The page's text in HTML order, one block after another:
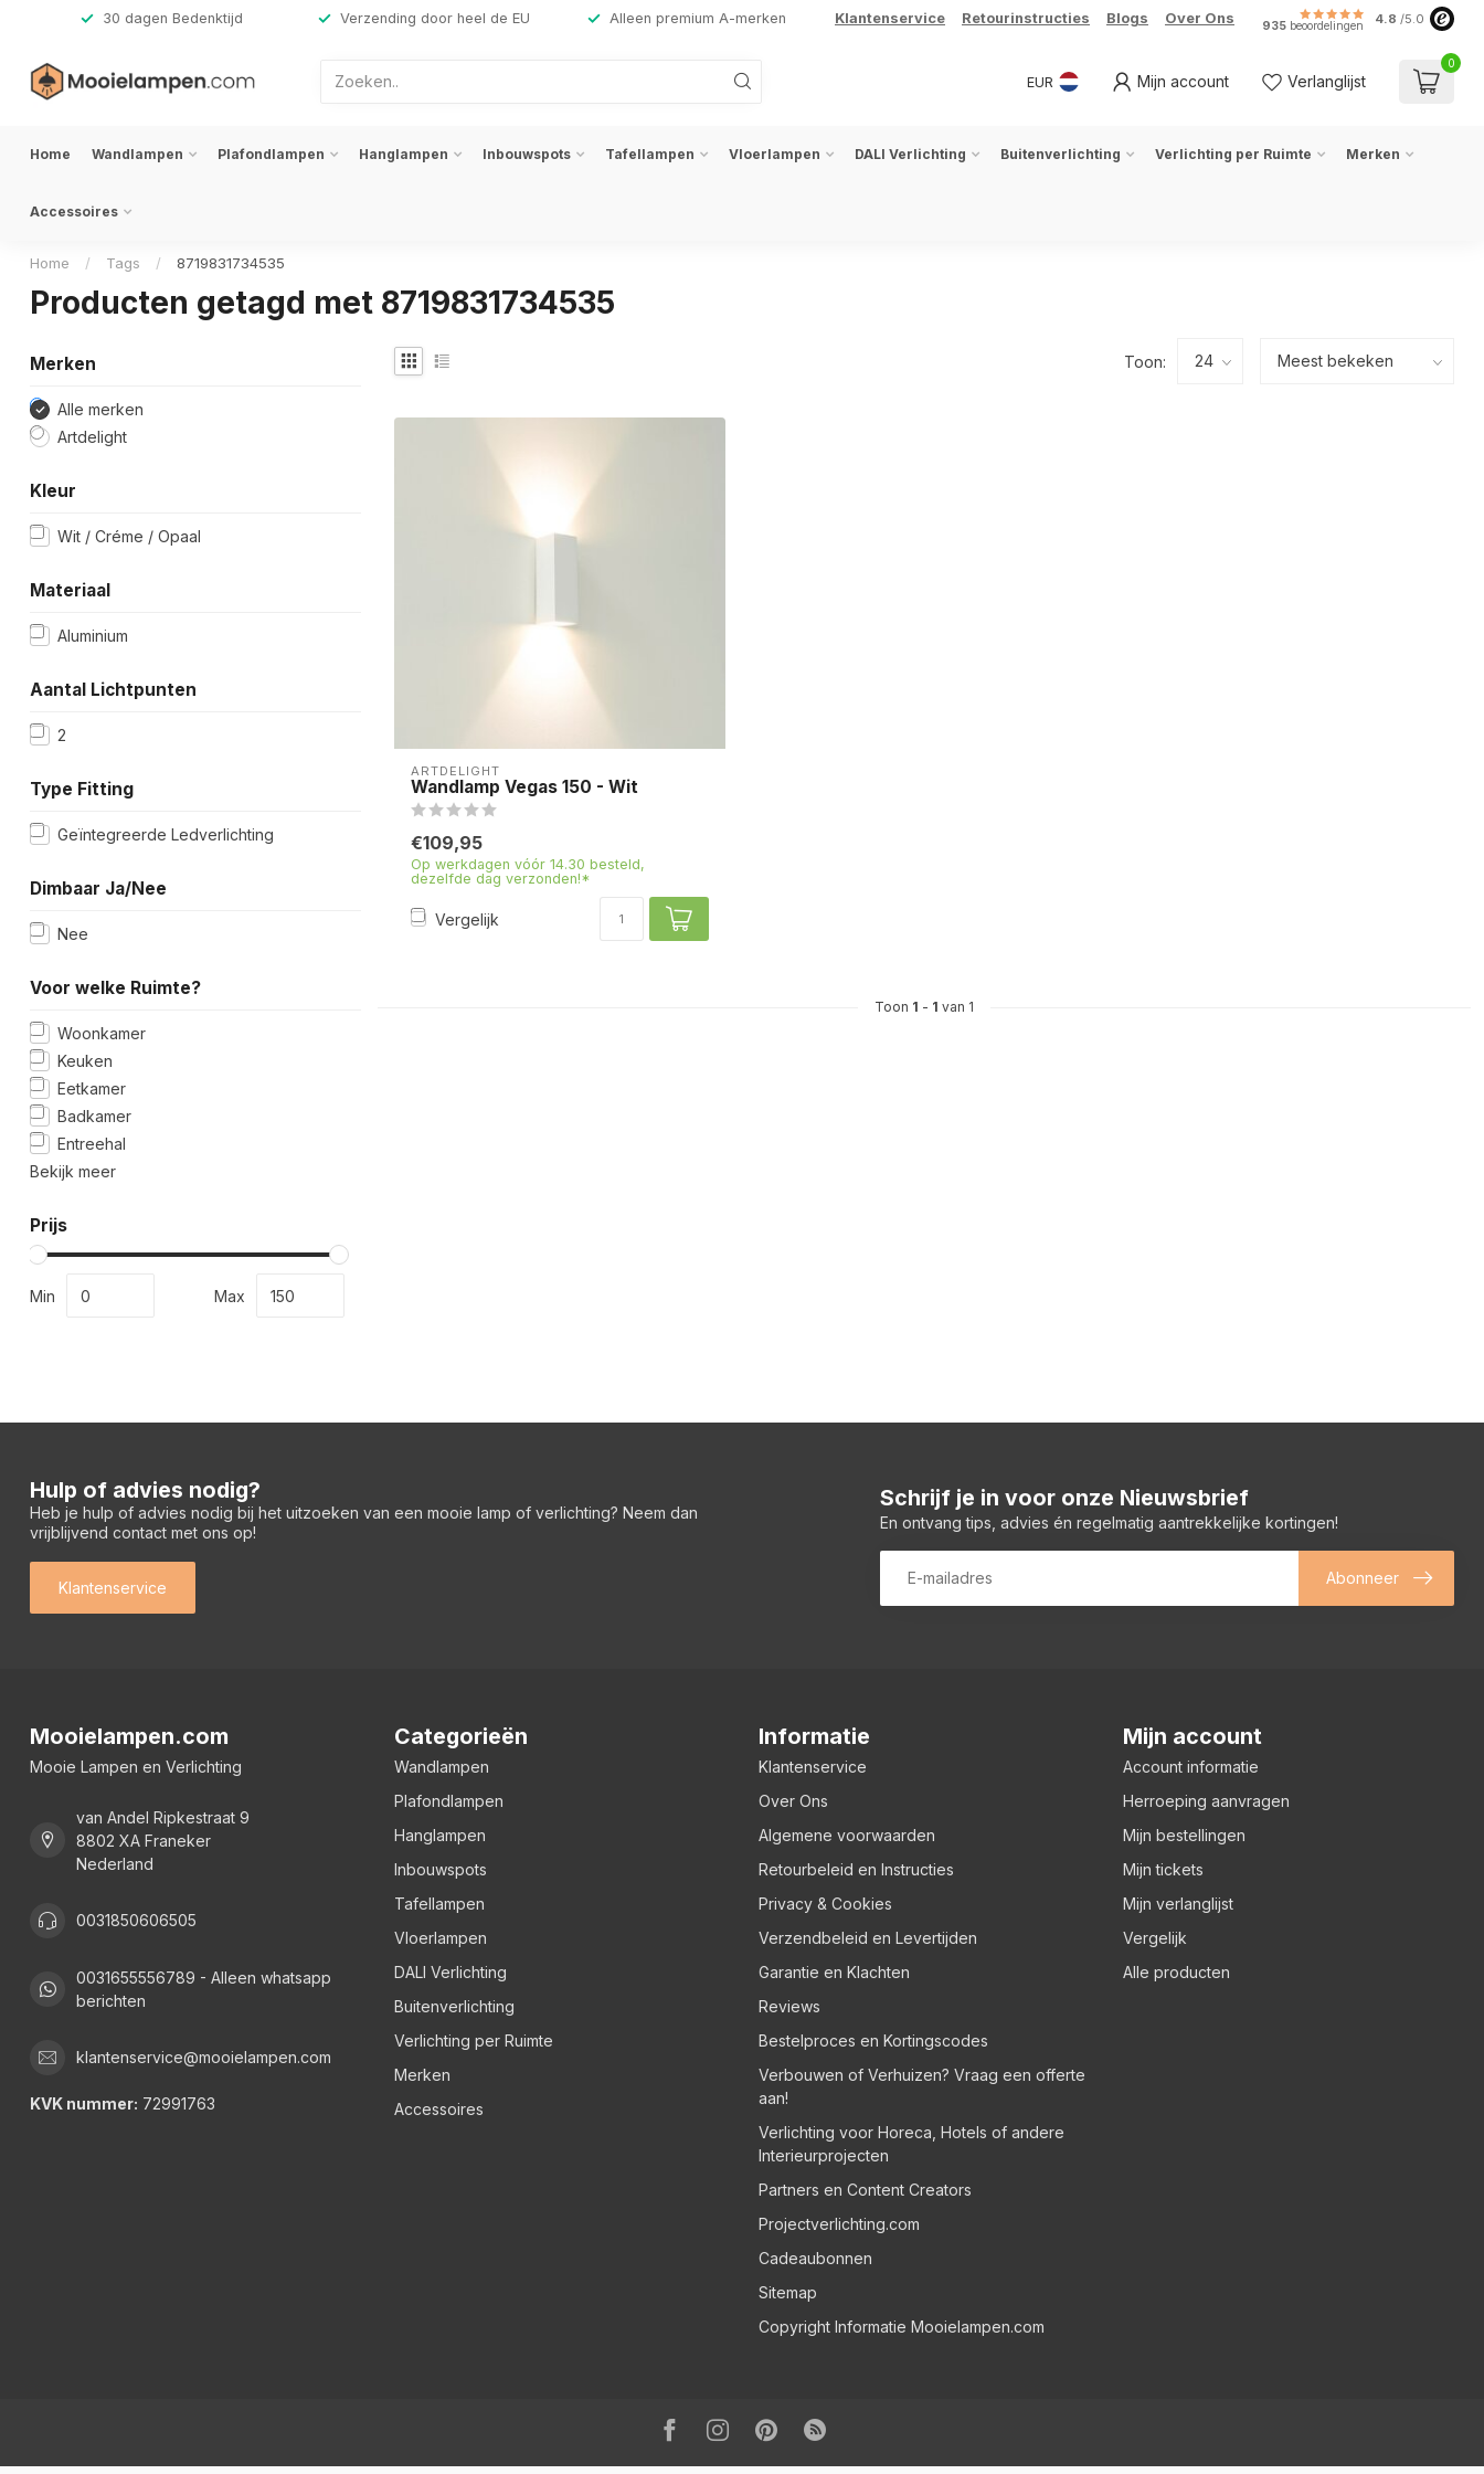
30 dagen Bedenktijd Verzending door heel de EU Alleen premium A-merken Klantenservice Retourinstructies Blogs Over Ons 935 beoordelingen 4.8 /5.0
EUR Mijn account Verlanglijst
0
Home Wandlampen Plafondlampen Hanglampen Inbouwspots Tafellampen Vloerlampen DALI Verlichting Buitenverlichting Verlichting per Ruimte Merken
Accessoires
Home / Tags / 8719831734535
Producten getagd met 8719831734535
Merken
Alle merken
Artdelight
Kleur
Wit / Créme / Opaal
Materiaal
Aluminium
Aantal Lichtpunten
2
Type Fitting
Geïntegreerde Ledverlichting
Dimbaar Ja/Nee
Nee
Voor welke Ruimte?
Woonkamer
Keuken
Eetkamer
Badkamer
Entreehal
Bekijk meer
Prijs
Min Max
Toon:
ARTDELIGHT
Wandlamp Vegas 150 - Wit
€109,95
Op werkdagen vóór 14.30 besteld,
dezelfde dag verzonden!*
Vergelijk
Toon 1 - 1 van 1
Hulp of advies nodig?
Heb je hulp of advies nodig bij het uitzoeken van een mooie lamp of verlichting? Neem dan
vrijblijvend contact met ons op!
Klantenservice
Schrijf je in voor onze Nieuwsbrief
En ontvang tips, advies én regelmatig aantrekkelijke kortingen!
Abonneer
Mooielampen.com
Mooie Lampen en Verlichting
van Andel Ripkestraat 9
8802 XA Franeker
Nederland
0031850606505
0031655556789 - Alleen whatsapp
berichten
klantenservice@mooielampen.com
KVK nummer: 72991763
Categorieën
Wandlampen
Plafondlampen
Hanglampen
Inbouwspots
Tafellampen
Vloerlampen
DALI Verlichting
Buitenverlichting
Verlichting per Ruimte
Merken
Accessoires
Informatie
Klantenservice
Over Ons
Algemene voorwaarden
Retourbeleid en Instructies
Privacy & Cookies
Verzendbeleid en Levertijden
Garantie en Klachten
Reviews
Bestelproces en Kortingscodes
Verbouwen of Verhuizen? Vraag een offerte
aan!
Verlichting voor Horeca, Hotels of andere
Interieurprojecten
Partners en Content Creators
Projectverlichting.com
Cadeaubonnen
Sitemap
Copyright Informatie Mooielampen.com
Mijn account
Account informatie
Herroeping aanvragen
Mijn bestellingen
Mijn tickets
Mijn verlanglijst
Vergelijk
Alle producten